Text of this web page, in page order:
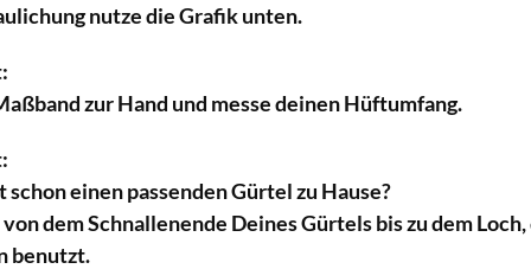
nutze die Grafik unten.
zur Hand und messe deinen Hüftumfang.
schon einen passenden Gürtel zu Hause?
dem Schnallenende Deines Gürtels bis zu dem Loch,
benutzt.